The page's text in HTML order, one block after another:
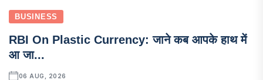
BUSINESS
RBI On Plastic Currency: जाने कब आपके हाथ में
आ जा...
06 AUG, 2026